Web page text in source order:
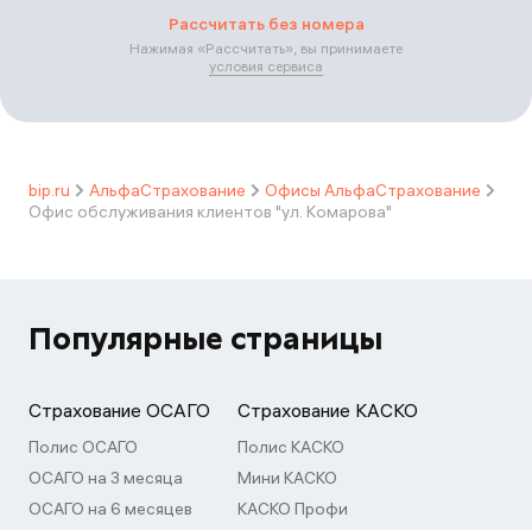
Рассчитать без номера
Нажимая «Рассчитать», вы принимаете
условия сервиса
bip.ru АльфаСтрахование
Офисы АльфаСтрахование
Офис обслуживания клиентов "ул. Комарова"
Популярные страницы
Страхование ОСАГО
Полис ОСАГО
ОСАГО на 3 месяца
ОСАГО на 6 месяцев
Страхование КАСКО
Полис КАСКО
Мини КАСКО
КАСКО Профи